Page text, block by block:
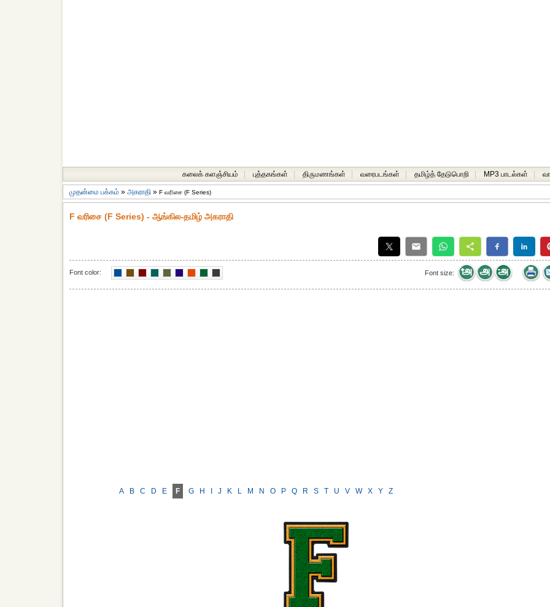
கலைக் களஞ்சியம் புத்தகங்கள் திருமணங்கள் வரைபடங்கள் தமிழ்த் தேடுபொறி MP3 பாடல்கள்
முதன்மை பக்கம் » அகராதி » F வரிசை (F Series)
F வரிசை (F Series) - ஆங்கில-தமிழ் அகராதி
Font color: Font size:
A B C D E F G H J K L M N O P Q R S T U V W X Y Z